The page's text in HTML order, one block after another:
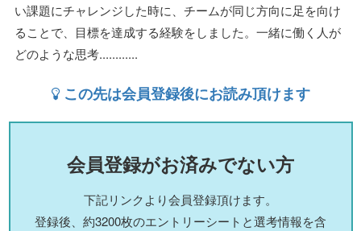
い課題にチャレンジした時に、チームが同じ方向に足を向け
ることで、目標を達成する経験をしました。一緒に働く人が
どのような思考............
この先は会員登録後にお読み頂けます
会員登録がお済みでない方
下記リンクより会員登録頂けます。
登録後、約3200枚のエントリーシートと選考情報を含